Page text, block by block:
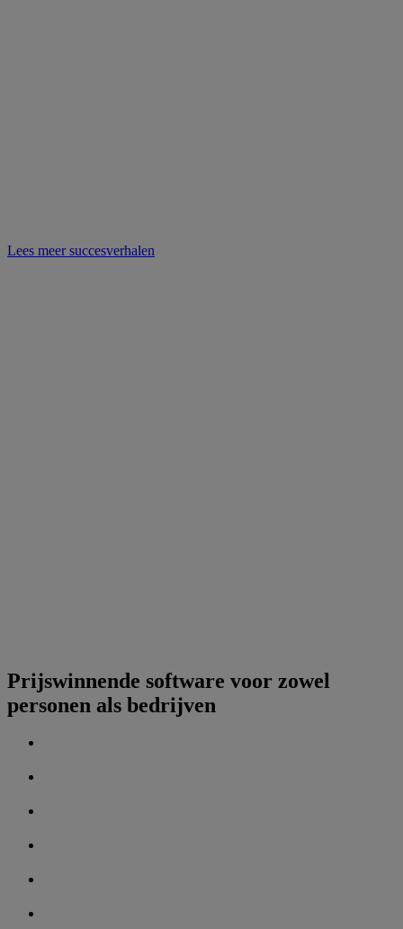
Lees meer succesverhalen
Prijswinnende software voor zowel
personen als bedrijven